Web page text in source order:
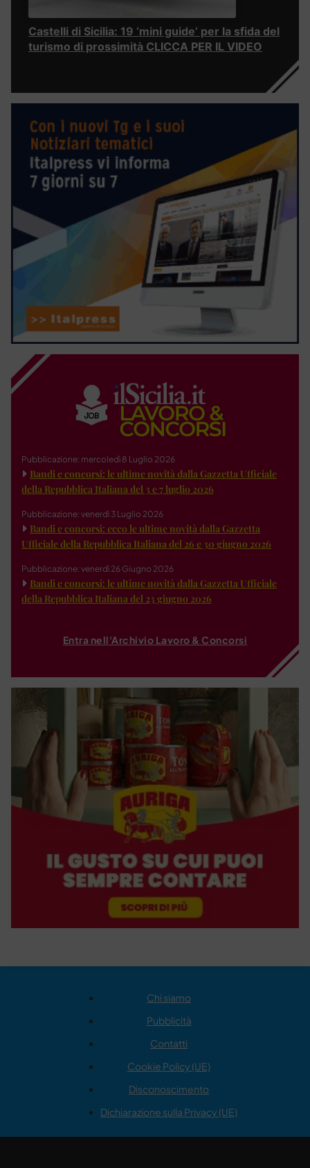
Castelli di Sicilia: 19 ‘mini guide’ per la sfida del
turismo di prossimità CLICCA PER IL VIDEO
Pubblicazione: mercoledì 8 Luglio 2026
Bandi e concorsi: le ultime novità dalla Gazzetta Ufficiale
della Repubblica Italiana del 3 e 7 luglio 2026
Pubblicazione: venerdì 3 Luglio 2026
Bandi e concorsi: ecco le ultime novità dalla Gazzetta
Ufficiale della Repubblica Italiana del 26 e 30 giugno 2026
Pubblicazione: venerdì 26 Giugno 2026
Bandi e concorsi: le ultime novità dalla Gazzetta Ufficiale
della Repubblica Italiana del 23 giugno 2026
Entra nell'Archivio Lavoro & Concorsi
Chi siamo
Pubblicità
Contatti
Cookie Policy (UE)
Disconoscimento
Dichiarazione sulla Privacy (UE)